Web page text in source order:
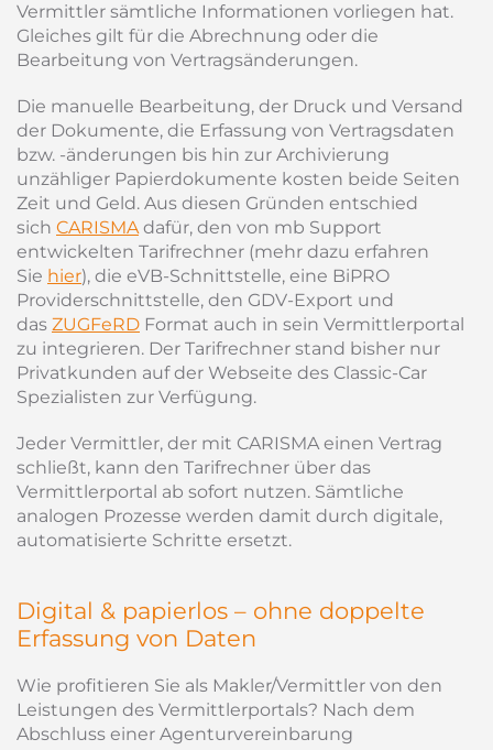
Vermittler sämtliche Informationen vorliegen hat.
Gleiches gilt für die Abrechnung oder die
Bearbeitung von Vertragsänderungen.
Die manuelle Bearbeitung, der Druck und Versand
der Dokumente, die Erfassung von Vertragsdaten
bzw. -änderungen bis hin zur Archivierung
unzähliger Papierdokumente kosten beide Seiten
Zeit und Geld. Aus diesen Gründen entschied
sich CARISMAdafür, den von mb Support
entwickelten Tarifrechner (mehr dazu erfahren
Sie hier), die eVB-Schnittstelle, eine BiPRO
Providerschnittstelle, den GDV-Export und
das ZUGFeRD Format auch in sein Vermittlerportal
zu integrieren. Der Tarifrechner stand bisher nur
Privatkunden auf der Webseite des Classic-Car
Spezialisten zur Verfügung.
Jeder Vermittler, der mit CARISMA einen Vertrag
schließt, kann den Tarifrechner über das
Vermittlerportal ab sofort nutzen. Sämtliche
analogen Prozesse werden damit durch digitale,
automatisierte Schritte ersetzt.
Digital & papierlos – ohne doppelte
Erfassung von Daten
Wie profitieren Sie als Makler/Vermittler von den
Leistungen des Vermittlerportals? Nach dem
Abschluss einer Agenturvereinbarung